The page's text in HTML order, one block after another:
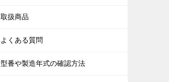
取扱商品
よくある質問
型番や製造年式の確認方法